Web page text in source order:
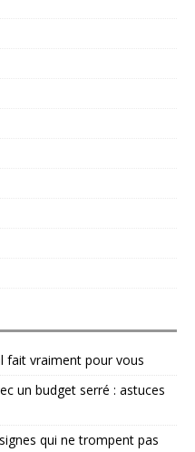
fait vraiment pour vous
un budget serré : astuces
qui ne trompent pas